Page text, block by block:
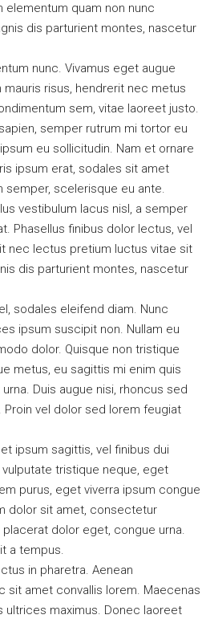
quam non nunc
dis parturient montes, nascetur
nunc. Vivamus eget augue
risus, hendrerit nec metus
sem, vitae laoreet justo.
semper rutrum mi tortor eu
eu sollicitudin. Nam et ornare
ipsum erat, sodales sit amet
semper, scelerisque eu ante.
vestibulum lacus nisl, a semper
Phasellus finibus dolor lectus, vel
nec lectus pretium luctus vitae sit
dis parturient montes, nascetur
sodales eleifend diam. Nunc
ipsum suscipit non. Nullam eu
dolor. Quisque non tristique
metus, eu sagittis mi enim quis
Duis augue nisi, rhoncus sed
vel dolor sed lorem feugiat
ipsum sagittis, vel finibus dui
tristique neque, eget
purus, eget viverra ipsum congue
dolor sit amet, consectetur
dolor eget, congue urna.
a tempus.
in pharetra. Aenean
sit amet convallis lorem. Maecenas
maximus. Donec laoreet